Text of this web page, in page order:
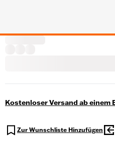
Kostenloser Versand ab einem
Zur Wunschliste Hinzufügen